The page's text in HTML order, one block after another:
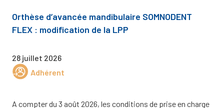
Orthèse d’avancée mandibulaire SOMNODENT
FLEX : modification de la LPP
28 juillet 2026
Adhérent
A compter du 3 août 2026, les conditions de prise en charge